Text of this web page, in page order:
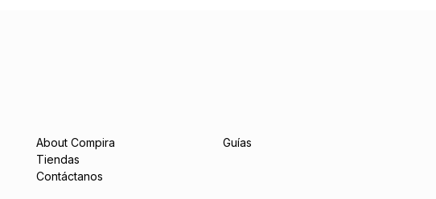
About Compira
Tiendas
Contáctanos
Guías